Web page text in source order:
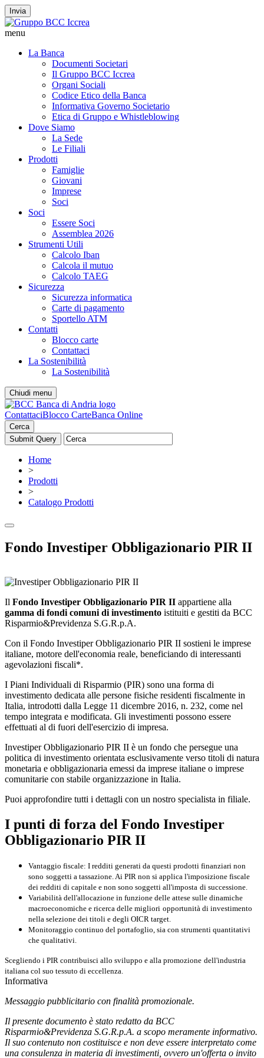
Invia
menu
La Banca
Documenti Societari
Il Gruppo BCC Iccrea
Organi Sociali
Codice Etico della Banca
Informativa Governo Societario
Etica di Gruppo e Whistleblowing
Dove Siamo
La Sede
Le Filiali
Prodotti
Famiglie
Giovani
Imprese
Soci
Soci
Essere Soci
Assemblea 2026
Strumenti Utili
Calcolo Iban
Calcola il mutuo
Calcolo TAEG
Sicurezza
Sicurezza informatica
Carte di pagamento
Sportello ATM
Contatti
Blocco carte
Contattaci
La Sostenibilità
La Sostenibilità
Chiudi menu
ContattaciBlocco CarteBanca Online
Cerca
Home
>
Prodotti
>
Catalogo Prodotti
Fondo Investiper Obbligazionario PIR II
Il Fondo Investiper Obbligazionario PIR II appartiene alla
gamma di fondi comuni di investimento istituiti e gestiti da BCC
Risparmio&Previdenza S.G.R.p.A.
Con il Fondo Investiper Obbligazionario PIR II sostieni le imprese
italiane, motore dell'economia reale, beneficiando di interessanti
agevolazioni fiscali*.
I Piani Individuali di Risparmio (PIR) sono una forma di
investimento dedicata alle persone fisiche residenti fiscalmente in
Italia, introdotti dalla Legge 11 dicembre 2016, n. 232, come nel
tempo integrata e modificata. Gli investimenti possono essere
effettuati al di fuori dell'esercizio di impresa.
Investiper Obbligazionario PIR II è un fondo che persegue una
politica di investimento orientata esclusivamente verso titoli di natura
monetaria e obbligazionaria emessi da imprese italiane o imprese
comunitarie con stabile organizzazione in Italia.
Puoi approfondire tutti i dettagli con un nostro specialista in filiale.
I punti di forza del Fondo Investiper
Obbligazionario PIR II
Vantaggio fiscale: I redditi generati da questi prodotti finanziari non
sono soggetti a tassazione . Ai PIR non si applica l'imposizione fiscale
dei redditi di capitale e non sono soggetti all'imposta di successione
Variabilità dell'allocazione in funzione delle attese sulle dinamiche
macroeconomiche e ricerca delle migliori opportunità di investimento
nella selezione dei titoli e degli OICR target.
Monitoraggio continuo del portafoglio, sia con strumenti quantitativi
che qualitativi.
Scegliendo i PIR contribuisci allo sviluppo e alla promozione dell'industria
italiana col suo tessuto di eccellenza.
Informativa
Messaggio pubblicitario con finalità promozionale.
Il presente documento è stato redatto da BCC
Risparmio&Previdenza S.G.R.p.A. a scopo meramente informativo.
Il suo contenuto non costituisce e non deve essere interpretato come
una consulenza in materia di investimenti, ovvero un'offerta o invito